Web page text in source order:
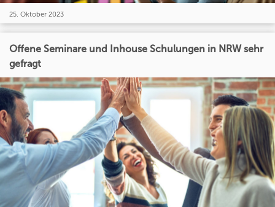
25. Oktober 2023
Offene Seminare und Inhouse Schulungen in NRW sehr
gefragt